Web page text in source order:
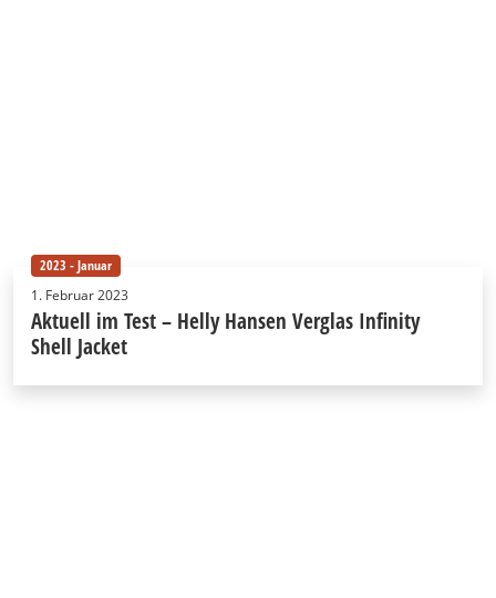
2023 - Januar
1. Februar 2023
Aktuell im Test – Helly Hansen Verglas Infinity
Shell Jacket